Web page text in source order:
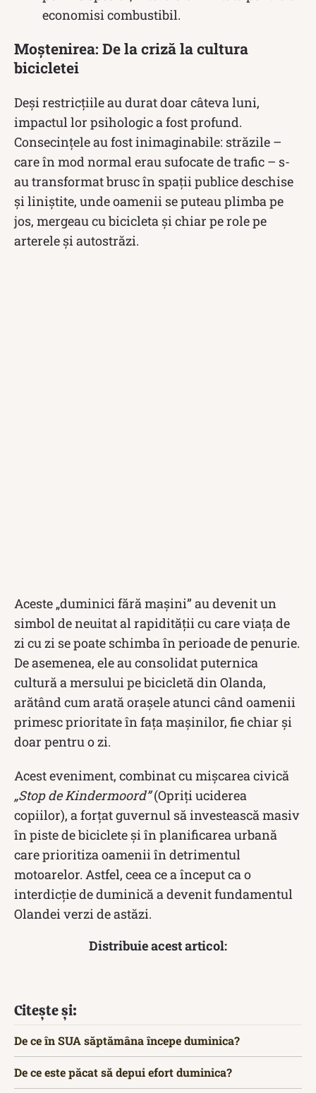
economisi combustibil.
Moștenirea: De la criză la cultura
bicicletei
Deși restricțiile au durat doar câteva luni,
impactul lor psihologic a fost profund.
Consecințele au fost inimaginabile: străzile –
care în mod normal erau sufocate de trafic – s-
au transformat brusc în spații publice deschise
și liniștite, unde oamenii se puteau plimba pe
jos, mergeau cu bicicleta și chiar pe role pe
arterele și autostrăzi.
Aceste „duminici fără mașini” au devenit un
simbol de neuitat al rapidității cu care viața de
zi cu zi se poate schimba în perioade de penurie.
De asemenea, ele au consolidat puternica
cultură a mersului pe bicicletă din Olanda,
arătând cum arată orașele atunci când oamenii
primesc prioritate în fața mașinilor, fie chiar și
doar pentru o zi.
Acest eveniment, combinat cu mișcarea civică
„Stop de Kindermoord”(Opriți uciderea
copiilor), a forțat guvernul să investească masiv
în piste de biciclete și în planificarea urbană
care prioritiza oamenii în detrimentul
motoarelor. Astfel, ceea ce a început ca o
interdicție de duminică a devenit fundamentul
Olandei verzi de astăzi.
Distribuie acest articol:
Citește și:
De ce în SUA săptămâna începe duminica?
De ce este păcat să depui efort duminica?